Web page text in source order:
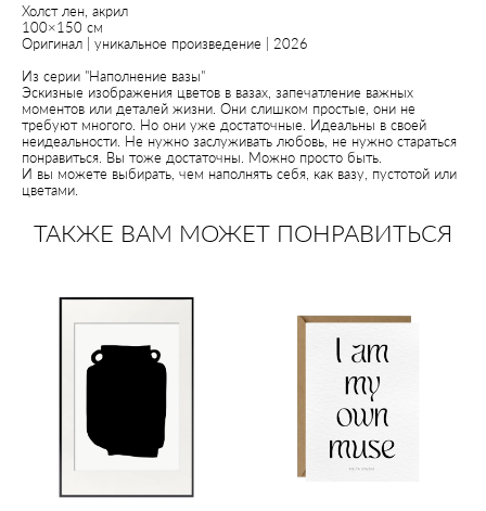
Холст лен, акрил
100×150 см
Оригинал | уникальное произведение | 2026
Из серии "Наполнение вазы"
Эскизные изображения цветов в вазах, запечатление важных
моментов или деталей жизни. Они слишком простые, они не
требуют многого. Но они уже достаточные. Идеальны в своей
неидеальности. Не нужно заслуживать любовь, не нужно стараться
понравиться. Вы тоже достаточны. Можно просто быть.
​И вы можете выбирать, чем наполнять себя, как вазу, пустотой или
цветами.
ТАКЖЕ ВАМ МОЖЕТ ПОНРАВИТЬСЯ